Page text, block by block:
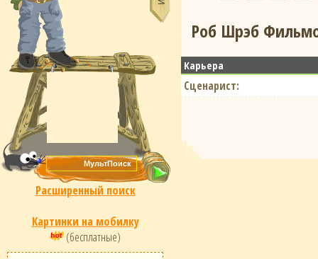
Расширенный поиск
Картинки на мобилку
(бесплатные)
Роб Шрэб
Карьера
Сценарист: